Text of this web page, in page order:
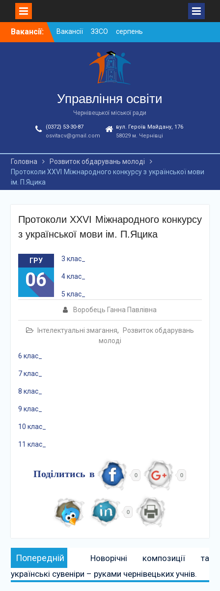
SkipВакансії:
Вакансії ЗЗСО серпень
2026
Вакансії ЗЗСО червень
Вакансії у ЗДО та
дошкільних підрозділах
ЗЗСО станом на
01.08.2026 р.
Управління освіти
Чернівецької міської ради
(0372) 53-30-87
osvitacv@gmail.com
вул. Героїв Майдану, 176
58029 м. Чернівці
Головна
Розвиток обдарувань молоді
Протоколи XXVІ Міжнародного конкурсу з української мови
ім. П.Яцика
Протоколи XXVІ Міжнародного конкурсу
з української мови ім. П.Яцика
ГРУ
06
Воробець Ганна Павлівна
Інтелектуальні змагання,
Розвиток обдарувань
молоді
3 клас_
4 клас_
5 клас_
6 клас_
7 клас_
8 клас_
9 клас_
10 клас_
11 клас_
Поділитись в 0 0
0
Навігація
записів
Попередній Попередній:
Новорічні композиції та
українські сувеніри – руками чернівецьких учнів.